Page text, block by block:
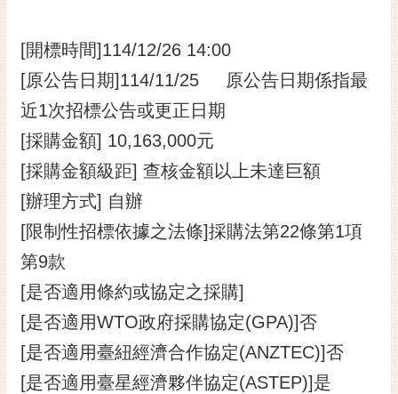
站
資
料
開
放
宣
告
市
交
通
置
[開標時間]114/12/26 14:00
[原公告日期]114/11/25 原公告日期係指最
近1次招標公告或更正日期
[採購金額] 10,163,000元
[採購金額級距] 查核金額以上未達巨額
[辦理方式] 自辦
[限制性招標依據之法條]採購法第22條第1項
第9款
[是否適用條約或協定之採購]
[是否適用WTO政府採購協定(GPA)]否
[是否適用臺紐經濟合作協定(ANZTEC)]否
[是否適用臺星經濟夥伴協定(ASTEP)]是